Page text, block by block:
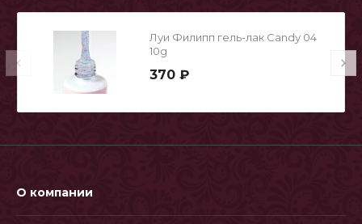
Луи Филипп гель-лак Candy 04
10g
370 ₽
О компании